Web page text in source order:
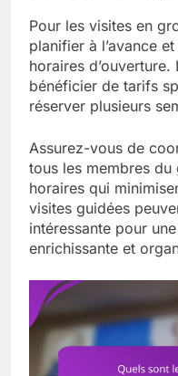
Pour les visites en
planifier à l’avance
horaires
bénéficier de tarifs
réserver plusieurs
Assurez-vous de
tous les membres du
horaires qui
visites guidées
intéressante pour
enrichissante et